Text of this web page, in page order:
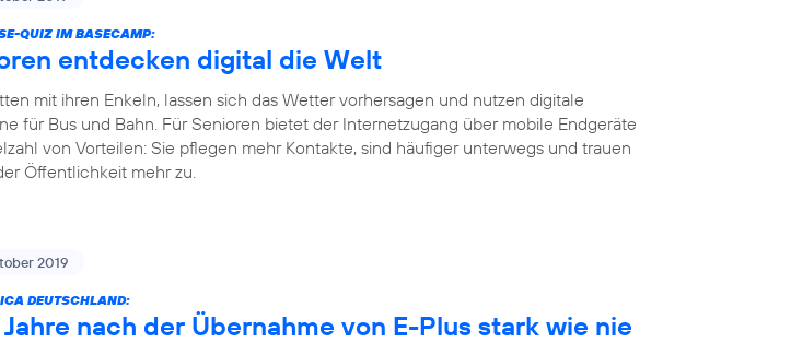
QUIZ IM BASECAMP:
entdecken digital die Welt
mit ihren Enkeln, lassen sich das Wetter vorhersagen und nutzen digitale
für Bus und Bahn. Für Senioren bietet der Internetzugang über mobile Endgeräte
von Vorteilen: Sie pflegen mehr Kontakte, sind häufiger unterwegs und trauen
Öffentlichkeit mehr zu.
2019
DEUTSCHLAND:
nach der Übernahme von E-Plus stark wie nie